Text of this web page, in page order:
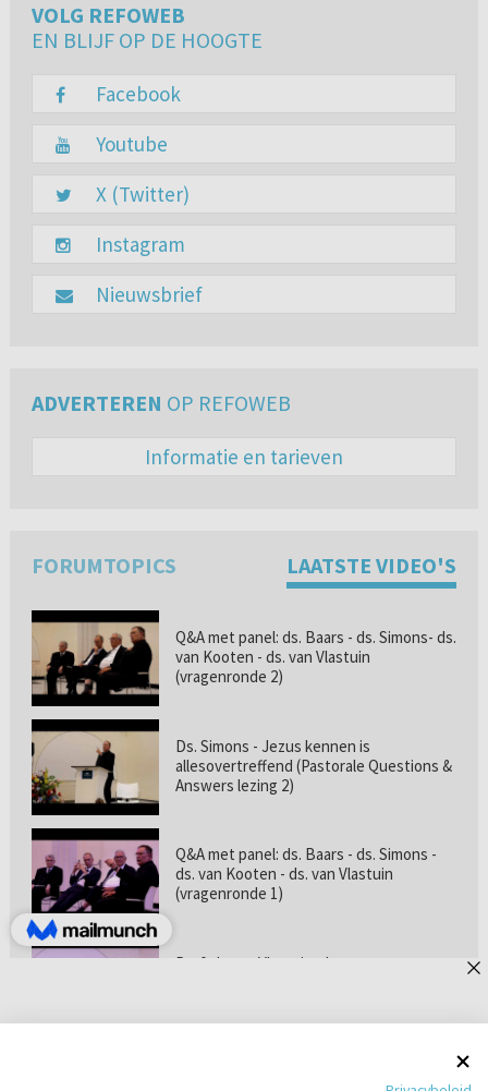
VOLG REFOWEB
EN BLIJF OP DE HOOGTE
Facebook
Youtube
X (Twitter)
Instagram
Nieuwsbrief
ADVERTEREN OP REFOWEB
Informatie en tarieven
FORUMTOPICS LAATSTE VIDEO'S
Q&A met panel: ds. Baars - ds. Simons- ds.
van Kooten - ds. van Vlastuin
(vragenronde 2)
Ds. Simons - Jezus kennen is
allesovertreffend (Pastorale Questions &
Answers lezing 2)
Q&A met panel: ds. Baars - ds. Simons -
ds. van Kooten - ds. van Vlastuin
(vragenronde 1)
Prof. dr. van Vlastuin - Is